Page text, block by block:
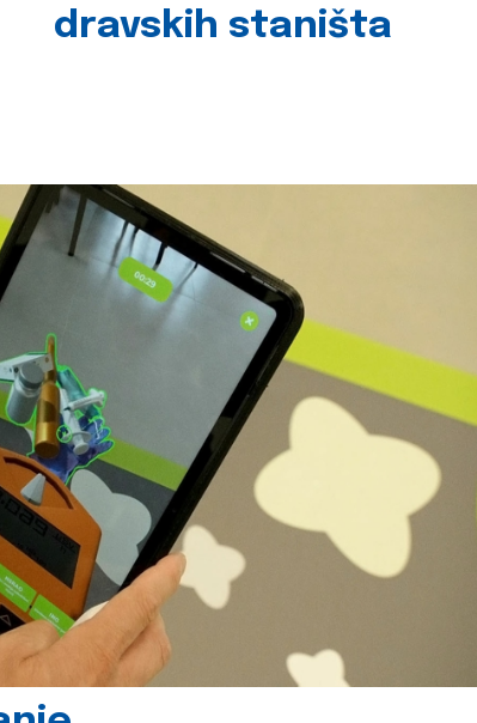
dravskih staništa